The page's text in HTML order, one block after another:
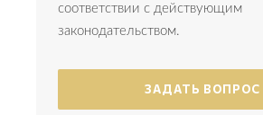
соответствии с действующим
законодательством.
ЗАДАТЬ ВОПРОС